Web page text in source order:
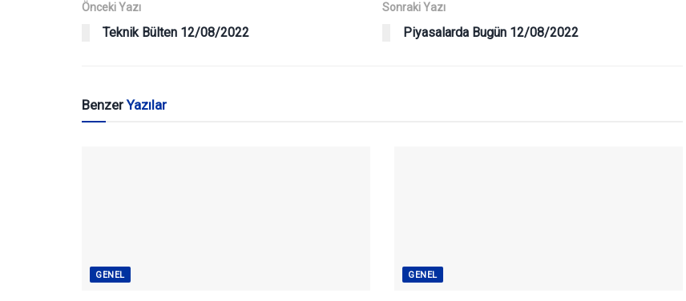
Önceki Yazı
Teknik Bülten 12/08/2022
Sonraki Yazı
Piyasalarda Bugün 12/08/2022
BenzerYazılar
GENEL GENEL